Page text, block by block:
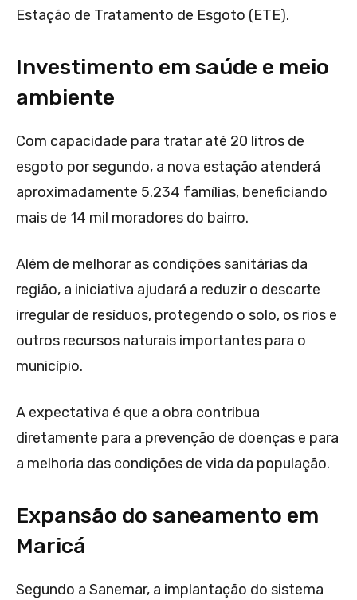
Estação de Tratamento de Esgoto (ETE).
Investimento em saúde e meio
ambiente
Com capacidade para tratar até 20 litros de
esgoto por segundo, a nova estação atenderá
aproximadamente 5.234 famílias, beneficiando
mais de 14 mil moradores do bairro.
Além de melhorar as condições sanitárias da
região, a iniciativa ajudará a reduzir o descarte
irregular de resíduos, protegendo o solo, os rios e
outros recursos naturais importantes para o
município.
A expectativa é que a obra contribua
diretamente para a prevenção de doenças e para
a melhoria das condições de vida da população.
Expansão do saneamento em
Maricá
Segundo a Sanemar, a implantação do sistema